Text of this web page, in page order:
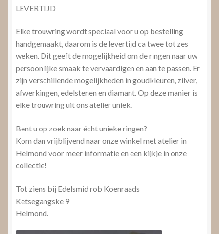
LEVERTIJD
Elke trouwring wordt speciaal voor u op bestelling
handgemaakt, daarom is de levertijd ca twee tot zes
weken. Dit geeft de mogelijkheid om de ringen naar uw
persoonlijke smaak te vervaardigen en aan te passen. Er
zijn verschillende mogelijkheden in goudkleuren, zilver,
afwerkingen, edelstenen en diamant. Op deze manier is
elke trouwring uit ons atelier uniek.
Bent u op zoek naar écht unieke ringen?
Kom dan vrijblijvend naar onze winkel met atelier in
Helmond voor meer informatie en een kijkje in onze
collectie!
Tot ziens bij Edelsmid rob Koenraads
Ketsegangske 9
Helmond.